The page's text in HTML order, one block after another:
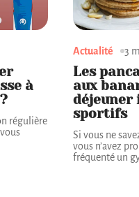
à
régulière
Actualité 3
Les
aux
déjeuner
sportifs
Si vous ne
vous n’avez
fréquenté un